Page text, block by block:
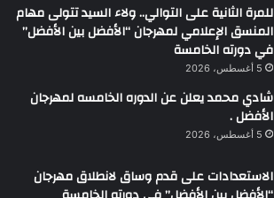
للمرة الثانية على التوالي.. ولاء السيد تتولى مهام
المنسق الإعلامي لمهرجان “الأفضل بين الأفضل”
في دورته الخامسة
5 أغسطس، 2026
شادي محمد يعلن عن الدوره الخامسه لمهرجان
الأفضل .
5 أغسطس، 2026
الاستعدادات على قدم وساق لانطلاق مهرجان